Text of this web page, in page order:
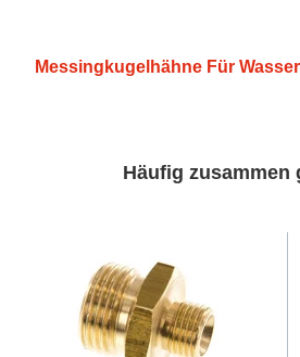
Messingkugelhähne Für
Häufig zusammen